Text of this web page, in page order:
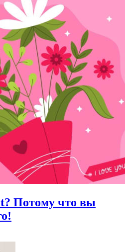
Потому что вы